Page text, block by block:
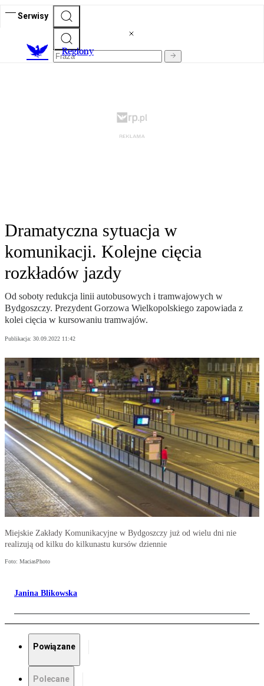
Serwisy
Regiony
Dramatyczna sytuacja w
komunikacji. Kolejne cięcia
rozkładów jazdy
Od soboty redukcja linii autobusowych i tramwajowych w
Bydgoszczy. Prezydent Gorzowa Wielkopolskiego zapowiada z
kolei cięcia w kursowaniu tramwajów.
Publikacja: 30.09.2022 11:42
Miejskie Zakłady Komunikacyjne w Bydgoszczy już od wielu dni nie
realizują od kilku do kilkunastu kursów dziennie
Foto: MaciasPhoto
Janina Blikowska
Powiązane
Polecane